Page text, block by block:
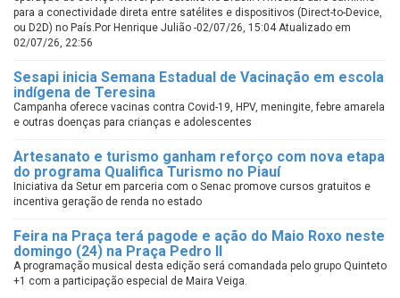
para a conectividade direta entre satélites e dispositivos (Direct-to-Device,
ou D2D) no País.Por Henrique Julião -02/07/26, 15:04 Atualizado em
02/07/26, 22:56
Sesapi inicia Semana Estadual de Vacinação em escola
indígena de Teresina
Campanha oferece vacinas contra Covid-19, HPV, meningite, febre amarela
e outras doenças para crianças e adolescentes
Artesanato e turismo ganham reforço com nova etapa
do programa Qualifica Turismo no Piauí
Iniciativa da Setur em parceria com o Senac promove cursos gratuitos e
incentiva geração de renda no estado
Feira na Praça terá pagode e ação do Maio Roxo neste
domingo (24) na Praça Pedro II
A programação musical desta edição será comandada pelo grupo Quinteto
+1 com a participação especial de Maira Veiga.